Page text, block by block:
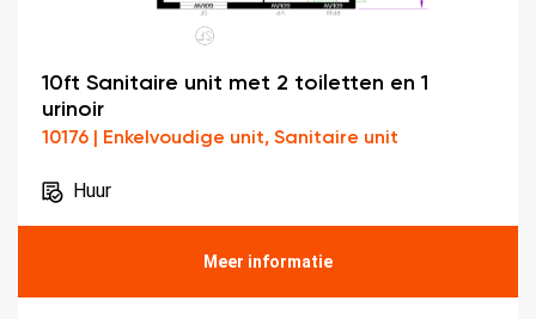
10ft Sanitaire unit met 2 toiletten en 1
urinoir
10176 | Enkelvoudige unit, Sanitaire unit
Huur
Meer informatie